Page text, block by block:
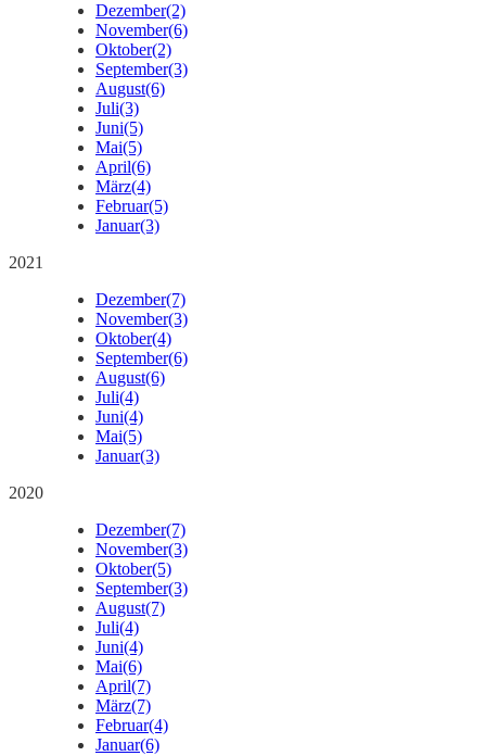
Dezember(2)
November(6)
Oktober(2)
September(3)
August(6)
Juli(3)
Juni(5)
Mai(5)
April(6)
März(4)
Februar(5)
Januar(3)
2021
Dezember(7)
November(3)
Oktober(4)
September(6)
August(6)
Juli(4)
Juni(4)
Mai(5)
Januar(3)
2020
Dezember(7)
November(3)
Oktober(5)
September(3)
August(7)
Juli(4)
Juni(4)
Mai(6)
April(7)
März(7)
Februar(4)
Januar(6)